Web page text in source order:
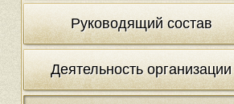
Руководящий состав
Деятельность организации